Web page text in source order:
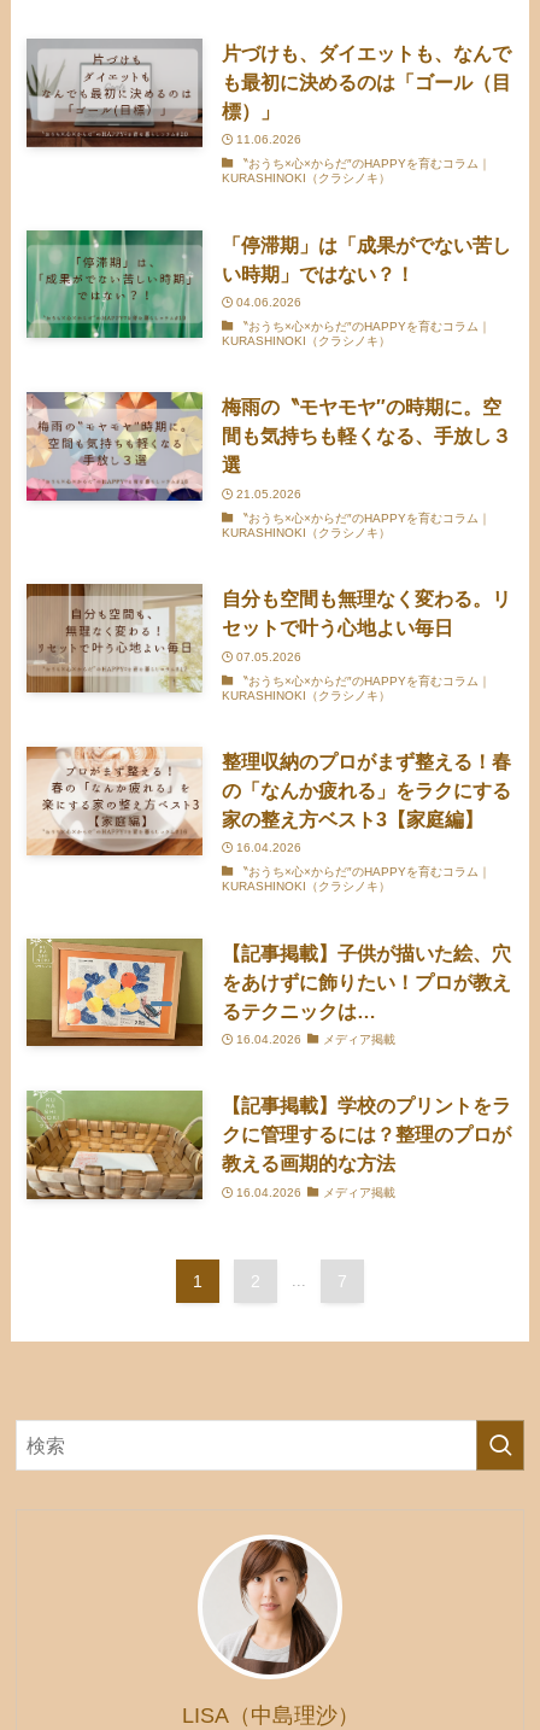
片づけも、ダイエットも、なんで
も最初に決めるのは「ゴール（目
標）」
11.06.2026
〝おうち×心×からだ″のHAPPYを育むコラム｜
KURASHINOKI（クラシノキ）
「停滞期」は「成果がでない苦し
い時期」ではない？！
04.06.2026
〝おうち×心×からだ″のHAPPYを育むコラム｜
KURASHINOKI（クラシノキ）
梅雨の〝モヤモヤ″の時期に。空
間も気持ちも軽くなる、手放し３
選
21.05.2026
〝おうち×心×からだ″のHAPPYを育むコラム｜
KURASHINOKI（クラシノキ）
自分も空間も無理なく変わる。リ
セットで叶う心地よい毎日
07.05.2026
〝おうち×心×からだ″のHAPPYを育むコラム｜
KURASHINOKI（クラシノキ）
整理収納のプロがまず整える！春
の「なんか疲れる」をラクにする
家の整え方ベスト3【家庭編】
16.04.2026
〝おうち×心×からだ″のHAPPYを育むコラム｜
KURASHINOKI（クラシノキ）
【記事掲載】子供が描いた絵、穴
をあけずに飾りたい！プロが教え
るテクニックは…
16.04.2026 メディア掲載
【記事掲載】学校のプリントをラ
クに管理するには？整理のプロが
教える画期的な方法
16.04.2026 メディア掲載
1 2 7
LISA（中島理沙）